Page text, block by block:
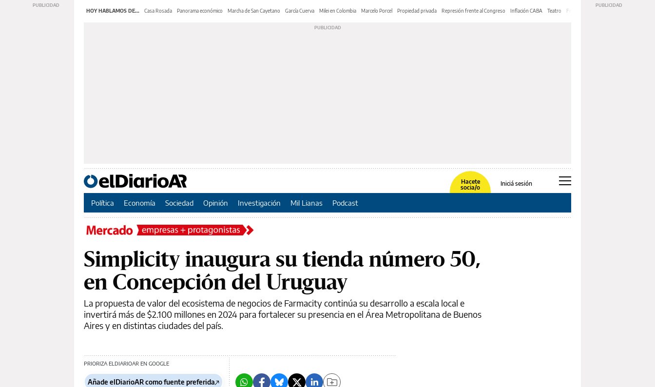
HOY HABLAMOS DE... Casa Rosada Panorama económico Marcha de San Cayetano García Cuerva Milei en Colombia Marcelo Porcel Propiedad privada Represión frente al Congreso Inflación CABA Teatro Feria de Editores
Hacete
socia/o
Iniciá sesión
Política Economía Sociedad Opinión Investigación Mil Lianas Podcast
Simplicity inaugura su tienda número 50,
en Concepción del Uruguay
La propuesta de valor del ecosistema de negocios de Farmacity continúa su desarrollo a escala local e
invertirá más de $2.100 millones en 2024 para fortalecer su presencia en el Área Metropolitana de Buenos
Aires y en distintas ciudades del país.
PRIORIZA ELDIARIOAR EN GOOGLE
Añade elDiarioAR como fuente preferida